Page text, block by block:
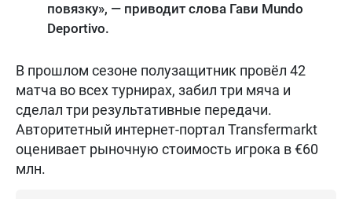
повязку», — приводит слова Гави Mundo
Deportivo.
В прошлом сезоне полузащитник провёл 42
матча во всех турнирах, забил три мяча и
сделал три результативные передачи.
Авторитетный интернет-портал Transfermarkt
оценивает рыночную стоимость игрока в €60
млн.